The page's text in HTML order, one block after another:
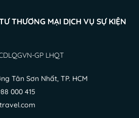
THƯƠNG MẠI DỊCH VỤ SỰ KIỆN
GP LHQT
Tân Sơn Nhất, TP. HCM
000 415